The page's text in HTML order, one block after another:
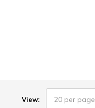
View: 20 per page